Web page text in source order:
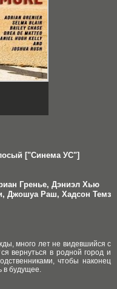
["Синема УС"]
Гренье, Дэниэл Хью
Джошуа Раш, Хадсон Темз
много лет не видевшийся с
вернуться в родной город и
чтобы наконец
в будущее.